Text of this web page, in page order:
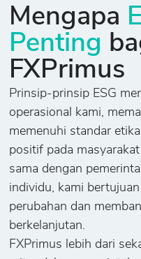
Mengapa
Penting
FXPrimus
Prinsip-prinsip ESG
operasional kami,
memenuhi standar
positif pada
sama dengan
individu, kami
perubahan dan
berkelanjutan.
FXPrimus lebih dari